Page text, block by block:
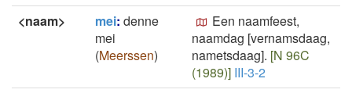
<naam>
mei: denne
mei
(Meerssen)
Een naamfeest,
naamdag [vernamsdaag,
nametsdaag]. [N 96C
(1989)] III-3-2